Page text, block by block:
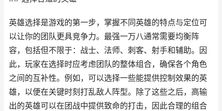
英雄选择是游戏的第一步，掌握不同英雄的特点与定位可
以让你的团队更具竞争力。最强一万八通常需要均衡阵
容，包括但不限于：战士、法师、刺客、射手和辅助。因
此，玩家在选择时应考虑团队的整体组合，确保各个角色
之间的互补性。例如，可以选择一些能提供控制效果的英
雄，以便在关键时刻打乱敌人阵型。除了这些之后，高输
出的英雄可以在团战中提供致命的打击，因此合理的组合